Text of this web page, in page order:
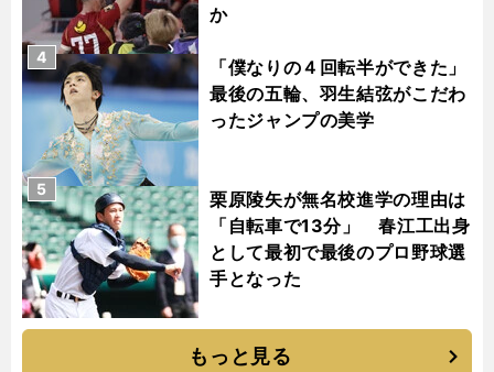
か
「僕なりの４回転半ができた」
最後の五輪、羽生結弦がこだわ
ったジャンプの美学
4
栗原陵矢が無名校進学の理由は
「自転車で13分」 春江工出身
として最初で最後のプロ野球選
手となった
5
もっと見る